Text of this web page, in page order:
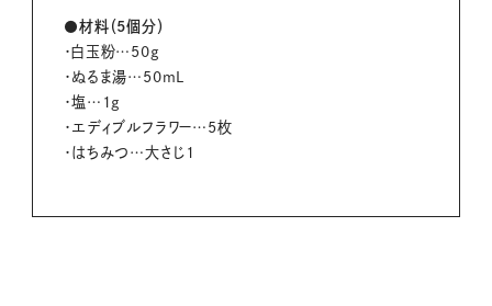
●材料（5個分）
・白玉粉…50g
・ぬるま湯…50mL
・塩…1g
・エディブルフラワー…5枚
・はちみつ…大さじ1